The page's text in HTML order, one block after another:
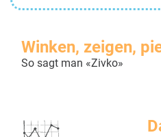
Winken, zeigen,
So sagt man «Zivko»